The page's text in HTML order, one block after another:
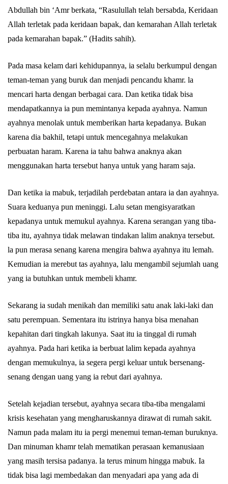
Abdullah bin ‘Amr berkata, “Rasulullah telah bersabda, Keridaan
Allah terletak pada keridaan bapak, dan kemarahan Allah terletak
pada kemarahan bapak.” (Hadits sahih).
Pada masa kelam dari kehidupannya, ia selalu berkumpul dengan
teman-teman yang buruk dan menjadi pencandu khamr. la
mencari harta dengan berbagai cara. Dan ketika tidak bisa
mendapatkannya ia pun memintanya kepada ayahnya. Namun
ayahnya menolak untuk memberikan harta kepadanya. Bukan
karena dia bakhil, tetapi untuk mencegahnya melakukan
perbuatan haram. Karena ia tahu bahwa anaknya akan
menggunakan harta tersebut hanya untuk yang haram saja.
Dan ketika ia mabuk, terjadilah perdebatan antara ia dan ayahnya.
Suara keduanya pun meninggi. Lalu setan mengisyaratkan
kepadanya untuk memukul ayahnya. Karena serangan yang tiba-
tiba itu, ayahnya tidak melawan tindakan lalim anaknya tersebut.
la pun merasa senang karena mengira bahwa ayahnya itu lemah.
Kemudian ia merebut tas ayahnya, lalu mengambil sejumlah uang
yang ia butuhkan untuk membeli khamr.
Sekarang ia sudah menikah dan memiliki satu anak laki-laki dan
satu perempuan. Sementara itu istrinya hanya bisa menahan
kepahitan dari tingkah lakunya. Saat itu ia tinggal di rumah
ayahnya. Pada hari ketika ia berbuat lalim kepada ayahnya
dengan memukulnya, ia segera pergi keluar untuk bersenang-
senang dengan uang yang ia rebut dari ayahnya.
Setelah kejadian tersebut, ayahnya secara tiba-tiba mengalami
krisis kesehatan yang mengharuskannya dirawat di rumah sakit.
Namun pada malam itu ia pergi menemui teman-teman buruknya.
Dan minuman khamr telah mematikan perasaan kemanusiaan
yang masih tersisa padanya. la terus minum hingga mabuk. Ia
tidak bisa lagi membedakan dan menyadari apa yang ada di